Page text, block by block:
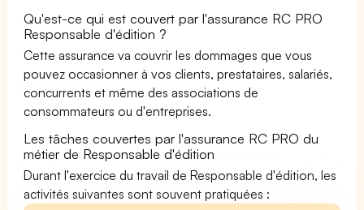
Qu'est-ce qui est couvert par l'assurance RC PRO
Responsable d'édition ?
Cette assurance va couvrir les dommages que vous
pouvez occasionner à vos clients, prestataires, salariés,
concurrents et même des associations de
consommateurs ou d'entreprises.
Les tâches couvertes par l'assurance RC PRO du
métier de Responsable d'édition
Durant l'exercice du travail de Responsable d'édition, les
activités suivantes sont souvent pratiquées :